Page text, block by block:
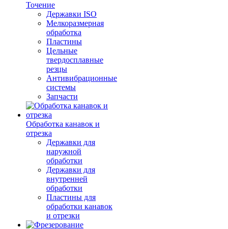
Точение
Державки ISO
Мелкоразмерная
обработка
Пластины
Цельные
твердосплавные
резцы
Антивибрационные
системы
Запчасти
Обработка канавок и
отрезка
Державки для
наружной
обработки
Державки для
внутренней
обработки
Пластины для
обработки канавок
и отрезки